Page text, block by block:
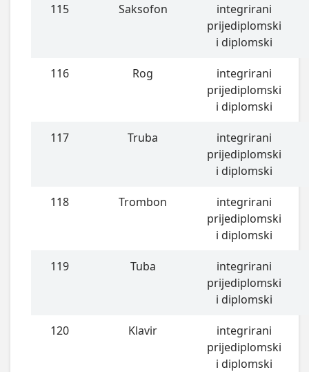
115 Saksofon
integrirani
prijediplomski
i diplomski
116 Rog
integrirani
prijediplomski
i diplomski
117 Truba
integrirani
prijediplomski
i diplomski
118 Trombon
integrirani
prijediplomski
i diplomski
119 Tuba
integrirani
prijediplomski
i diplomski
120 Klavir
integrirani
prijediplomski
i diplomski